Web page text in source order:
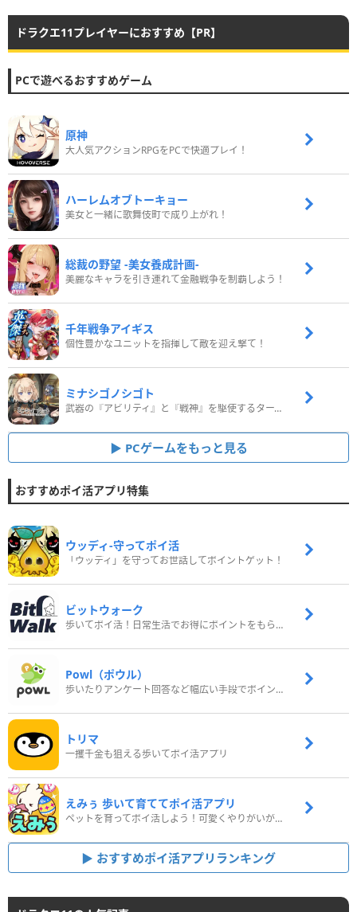
ドラクエ11プレイヤーにおすすめ【PR】
PCで遊べるおすすめゲーム
原神
大人気アクションRPGをPCで快適プレイ！
ハーレムオブトーキョー
美女と一緒に歌舞伎町で成り上がれ！
総裁の野望 -美女養成計画-
美麗なキャラを引き連れて金融戦争を制覇しよう！
千年戦争アイギス
個性豊かなユニットを指揮して敵を迎え撃て！
ミナシゴノシゴト
武器の『アビリティ』と『戦神』を駆使するターン制コマンドバトルRPG！
PCゲームをもっと見る
おすすめポイ活アプリ特集
ウッディ‐守ってポイ活
「ウッディ」を守ってお世話してポイントゲット！
ビットウォーク
歩いてポイ活！日常生活でお得にポイントをもらおう
Powl（ポウル）
歩いたりアンケート回答など幅広い手段でポイントをゲット
トリマ
一攫千金も狙える歩いてポイ活アプリ
えみぅ 歩いて育ててポイ活アプリ
ペットを育ってポイ活しよう！可愛くやりがいがある新感覚アプリ
おすすめポイ活アプリランキング